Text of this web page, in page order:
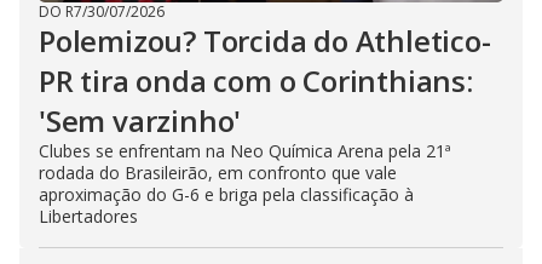
DO R7/30/07/2026
Polemizou? Torcida do Athletico-
PR tira onda com o Corinthians:
'Sem varzinho'
Clubes se enfrentam na Neo Química Arena pela 21ª
rodada do Brasileirão, em confronto que vale
aproximação do G-6 e briga pela classificação à
Libertadores